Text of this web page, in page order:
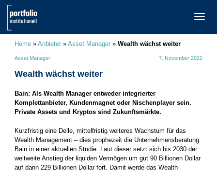
Home » Anbieter » Asset Manager » Wealth wächst weiter
Asset Manager 7. November 2022
Wealth wächst weiter
Bain: Als Wealth Manager entweder integrierter
Komplettanbieter, Kundenmagnet oder Nischenplayer sein.
Private Assets und Kryptos sind Zukunftsmärkte.
Kurzfristig eine Delle, mittelfristig weiteres Wachstum für das
Wealth Management – dies prophezeit die Unternehmensberatung
Bain in einer aktuellen Studie. Laut dieser setzt sich bis 2030 der
weltweite Anstieg der liquiden Vermögen um gut 90 Billionen Dollar
auf dann 229 Billionen Dollar fort. Damit werde das Wealth